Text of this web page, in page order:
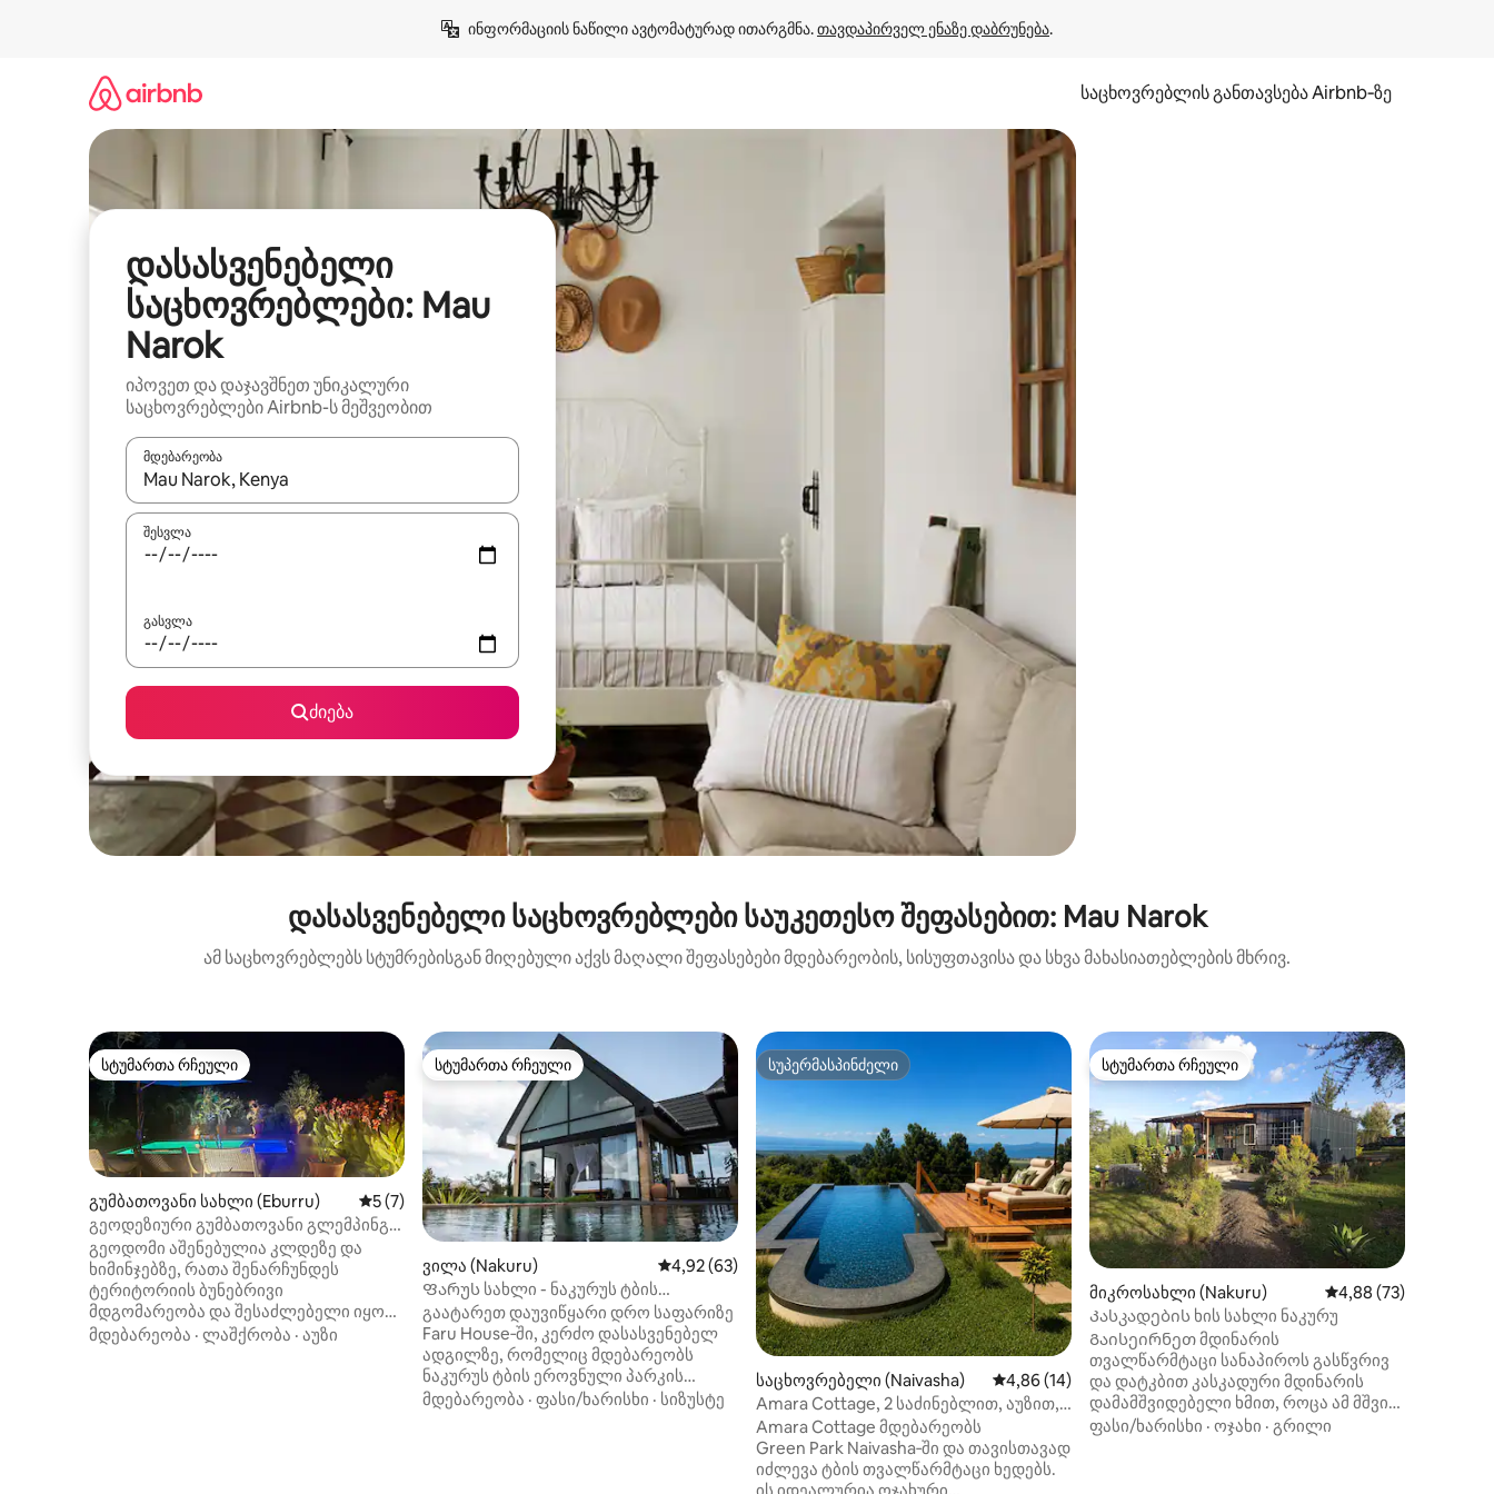
ინფორმაციის ნაწილი ავტომატურად ითარგმნა. თავდაპირველ ენაზე დაბრუნება.
საცხოვრებლის განთავსება Airbnb‑ზე
დასასვენებელი
საცხოვრებლები: Mau
Narok
იპოვეთ და დაჯავშნეთ უნიკალური
საცხოვრებლები Airbnb-ს მეშვეობით
მდებარეობა
როცა შედეგები ხელმისაწვდომი გახდება, ნავიგაციისთვის გამოიყენეთ კლავიშები ზემოთ/ქვემოთ მიმართული ისრებით ან შეხებისა თუ თითის გასმის ჟესტები.
შესვლა
გასვლა
ძიება
დასასვენებელი საცხოვრებლები საუკეთესო შეფასებით: Mau Narok
ამ საცხოვრებლებს სტუმრებისგან მიღებული აქვს მაღალი შეფასებები მდებარეობის, სისუფთავისა და სხვა მახასიათებლების მხრივ.
სტუმართა რჩეული
სტუმართა რჩეული
გუმბათოვანი სახლი (Eburru) საშუალო შეფასებაა 5‑დან 5, 7 მიმოხილვა
5 (7)
გეოდეზიური გუმბათოვანი გლემპინგი
ტბის ხედით.
გეოდომი აშენებულია კლდეზე და
ხიმინჯებზე, რათა შენარჩუნდეს
ტერიტორიის ბუნებრივი
მდგომარეობა და შესაძლებელი იყოს
მიმდებარე გარემოს ხედებით ტკბობა.
მდებარეობა · ლაშქრობა · აუზი
სტუმართა რჩეული
სტუმართა რჩეული
ვილა (Nakuru) საშუალო შეფასებაა 5‑დან 4,92, 63 მიმოხილვა
4,92 (63)
Ფარუს სახლი - ნაკურუს ტბის
ეროვნული პარკი
გაატარეთ დაუვიწყარი დრო საფარიზე
Faru House‑ში, კერძო დასასვენებელ
ადგილზე, რომელიც მდებარეობს
ნაკურუს ტბის ეროვნული პარკის
საზღვარზე. გაიღვიძეთ პარკის ფართო
მდებარეობა · ფასი/ხარისხი · სიზუსტე
სუპერმასპინძელი
სუპერმასპინძელი
საცხოვრებელი (Naivasha) საშუალო შეფასებაა 5‑დან 4,86, 14 მიმოხილვა
4,86 (14)
Amara Cottage, 2 საძინებლით, აუზით,
Green Park Naivasha
Amara Cottage მდებარეობს
Green Park Naivasha‑ში და თავისთავად
იძლევა ტბის თვალწარმტაცი ხედებს.
სტუმართა რჩეული
სტუმართა რჩეული
მიკროსახლი (Nakuru) საშუალო შეფასებაა
4,88 (73)
Კასკადების ხის სახლი ნაკურუ
Გაისეირნეთ მდინარის
თვალწარმტაცი სანაპიროს გასწვრივ
და დატკბით კასკადური მდინარის
დამამშვიდებელი ხმით, როცა ამ მშვიდ
საცხოვრებელში განიტვირთებით.
ფასი/ხარისხი · ოჯახი · გრილი